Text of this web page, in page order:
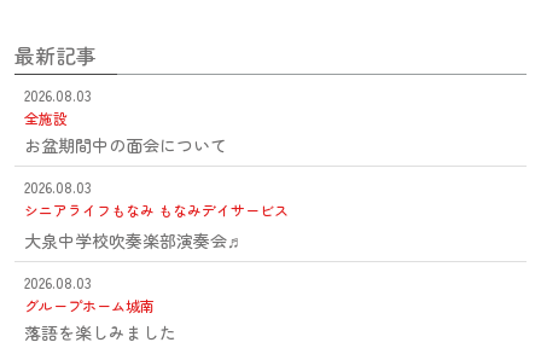
最新記事
2026.08.03
全施設
お盆期間中の面会について
2026.08.03
シニアライフもなみ もなみデイサービス
大泉中学校吹奏楽部演奏会♬
2026.08.03
グループホーム城南
落語を楽しみました